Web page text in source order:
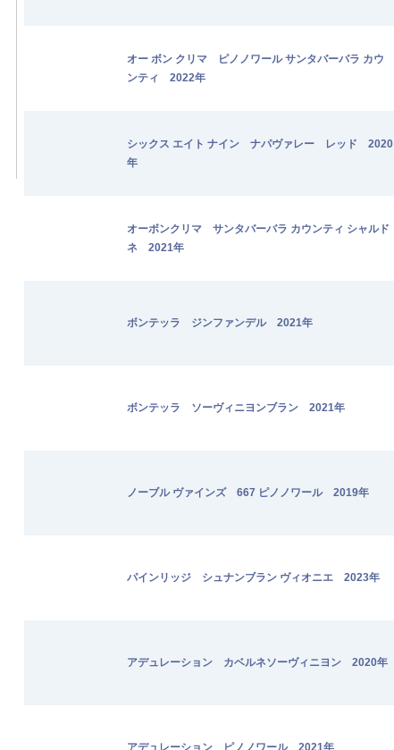
オー ボン クリマ ピノノワール サンタバーバラ カウ
ンティ 2022年
シックス エイト ナイン ナパヴァレー レッド 2020
年
オーボンクリマ サンタバーバラ カウンティ シャルド
ネ 2021年
ボンテッラ ジンファンデル 2021年
ボンテッラ ソーヴィニヨンブラン 2021年
ノーブル ヴァインズ 667 ピノノワール 2019年
パインリッジ シュナンブラン ヴィオニエ 2023年
アデュレーション カベルネソーヴィニヨン 2020年
アデュレーション ピノノワール 2021年